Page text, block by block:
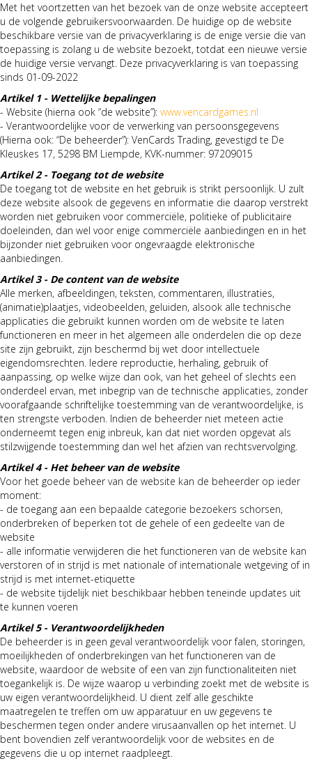
Met het voortzetten van het bezoek van de onze website accepteert
u de volgende gebruikersvoorwaarden. De huidige op de website
beschikbare versie van de privacyverklaring is de enige versie die van
toepassing is zolang u de website bezoekt, totdat een nieuwe versie
de huidige versie vervangt. Deze privacyverklaring is van toepassing
sinds 01-09-2022
Artikel 1 - Wettelijke bepalingen
- Website (hierna ook “de website”): www.vencardgames.nl
- Verantwoordelijke voor de verwerking van persoonsgegevens
(Hierna ook: “De beheerder”): VenCards Trading, gevestigd te De
Kleuskes 17, 5298 BM Liempde, KVK-nummer: 97209015
Artikel 2 - Toegang tot de website
De toegang tot de website en het gebruik is strikt persoonlijk. U zult
deze website alsook de gegevens en informatie die daarop verstrekt
worden niet gebruiken voor commerciële, politieke of publicitaire
doeleinden, dan wel voor enige commerciële aanbiedingen en in het
bijzonder niet gebruiken voor ongevraagde elektronische
aanbiedingen.
Artikel 3 - De content van de website
Alle merken, afbeeldingen, teksten, commentaren, illustraties,
(animatie)plaatjes, videobeelden, geluiden, alsook alle technische
applicaties die gebruikt kunnen worden om de website te laten
functioneren en meer in het algemeen alle onderdelen die op deze
site zijn gebruikt, zijn beschermd bij wet door intellectuele
eigendomsrechten. Iedere reproductie, herhaling, gebruik of
aanpassing, op welke wijze dan ook, van het geheel of slechts een
onderdeel ervan, met inbegrip van de technische applicaties, zonder
voorafgaande schriftelijke toestemming van de verantwoordelijke, is
ten strengste verboden. Indien de beheerder niet meteen actie
onderneemt tegen enig inbreuk, kan dat niet worden opgevat als
stilzwijgende toestemming dan wel het afzien van rechtsvervolging.
Artikel 4 - Het beheer van de website
Voor het goede beheer van de website kan de beheerder op ieder
moment:
- de toegang aan een bepaalde categorie bezoekers schorsen,
onderbreken of beperken tot de gehele of een gedeelte van de
website
- alle informatie verwijderen die het functioneren van de website kan
verstoren of in strijd is met nationale of internationale wetgeving of in
strijd is met internet-etiquette
- de website tijdelijk niet beschikbaar hebben teneinde updates uit
te kunnen voeren
Artikel 5 - Verantwoordelijkheden
De beheerder is in geen geval verantwoordelijk voor falen, storingen,
moeilijkheden of onderbrekingen van het functioneren van de
website, waardoor de website of een van zijn functionaliteiten niet
toegankelijk is. De wijze waarop u verbinding zoekt met de website is
uw eigen verantwoordelijkheid. U dient zelf alle geschikte
maatregelen te treffen om uw apparatuur en uw gegevens te
beschermen tegen onder andere virusaanvallen op het internet. U
bent bovendien zelf verantwoordelijk voor de websites en de
gegevens die u op internet raadpleegt.